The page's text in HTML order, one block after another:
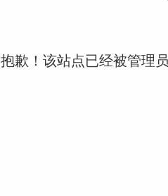
抱歉！该站点已经被管理